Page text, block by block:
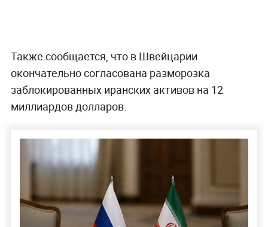
Также сообщается, что в Швейцарии
окончательно согласована разморозка
заблокированных иранских активов на 12
миллиардов долларов.